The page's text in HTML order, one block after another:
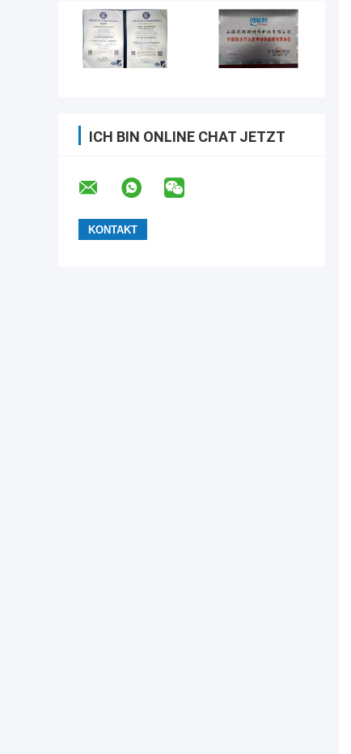
ICH BIN ONLINE CHAT JETZT